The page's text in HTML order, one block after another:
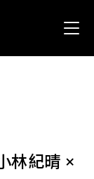
林紀晴 ×